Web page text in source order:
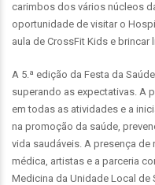
carimbos dos vários núcleos
oportunidade de visitar o
aula de CrossFit Kids e brincar
A 5.ª edição da Festa da
superando as expectativas. A
em todas as atividades e a
na promoção da saúde,
vida saudáveis. A presença
médica, artistas e a parceria
Medicina da Unidade Local de